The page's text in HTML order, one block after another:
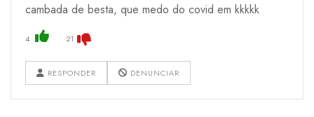
cambada de besta, que medo do covid em kkkkk
4 21
RESPONDER DENUNCIAR